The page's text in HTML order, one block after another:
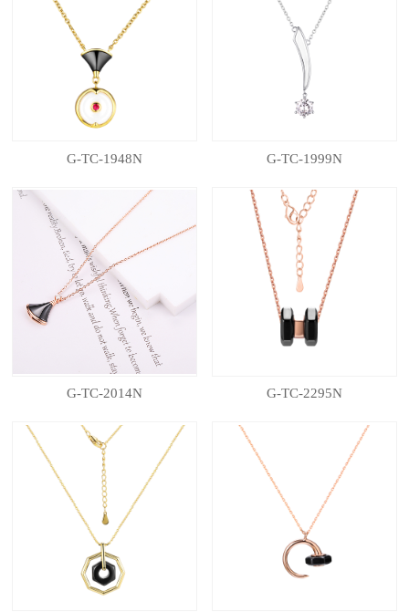
G-TC-1948N G-TC-1999N
G-TC-2014N G-TC-2295N